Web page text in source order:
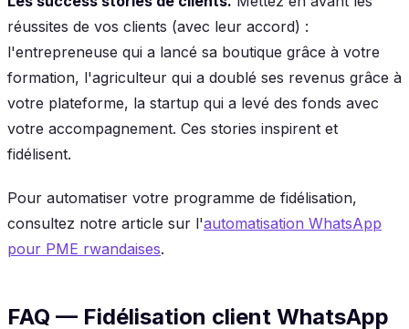
réussites de vos clients (avec leur accord) :
l'entrepreneuse qui a lancé sa boutique grâce à votre
formation, l'agriculteur qui a doublé ses revenus grâce à
votre plateforme, la startup qui a levé des fonds avec
votre accompagnement. Ces stories inspirent et
fidélisent.
Pour automatiser votre programme de fidélisation,
consultez notre article sur l'automatisation WhatsApp
pour PME rwandaises.
FAQ — Fidélisation client WhatsApp